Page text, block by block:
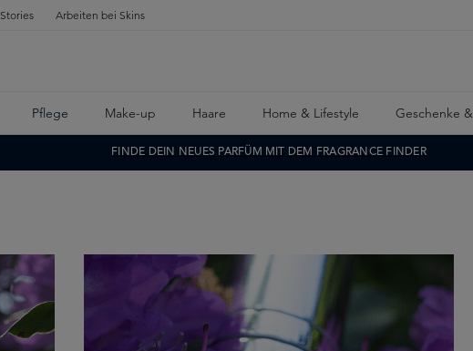
Stories Arbeiten bei Skins
Pflege Make-up Haare Home & Lifestyle Geschenke
FINDE DEIN NEUES PARFÜM MIT DEM FRAGRANCE FINDER